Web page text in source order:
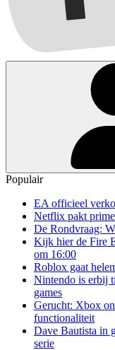
Populair
EA officieel
Netflix pakt
De Rondvraag:
Kijk hier de Fire
om 16:00
Roblox gaat
Nintendo is erbij
games
Gerucht: Xbox
functionaliteit
Dave Bautista in
serie